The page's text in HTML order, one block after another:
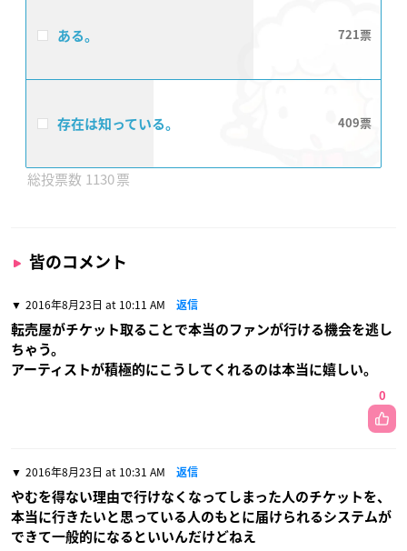
ある。 721
存在は知っている。 409
1130
皆のコメント
2016年8月23日 at 10:11 AM 返信
転売屋がチケット取ることで本当のファンが行ける機会を逃し
ちゃう。
アーティストが積極的にこうしてくれるのは本当に嬉しい。
0
2016年8月23日 at 10:31 AM 返信
やむを得ない理由で行けなくなってしまった人のチケットを、
本当に行きたいと思っている人のもとに届けられるシステムが
できて一般的になるといいんだけどねえ